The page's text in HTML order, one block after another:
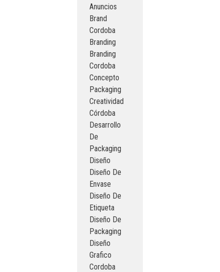
Anuncios
Brand
Cordoba
Branding
Branding
Cordoba
Concepto
Packaging
Creatividad
Córdoba
Desarrollo
De
Packaging
Diseño
Diseño De
Envase
Diseño De
Etiqueta
Diseño De
Packaging
Diseño
Grafico
Cordoba